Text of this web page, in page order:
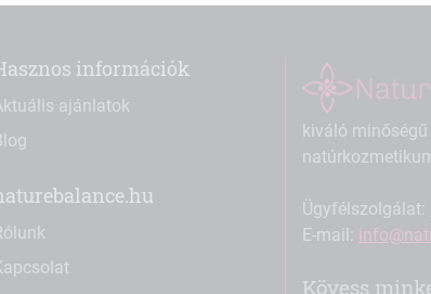
információk
ajánlatok
kiváló minőségű
Ügyfélszolgálat:
E-mail:
Kövess